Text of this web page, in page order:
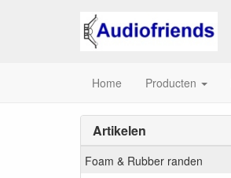
Home Producten
Artikelen
Foam & Rubber randen